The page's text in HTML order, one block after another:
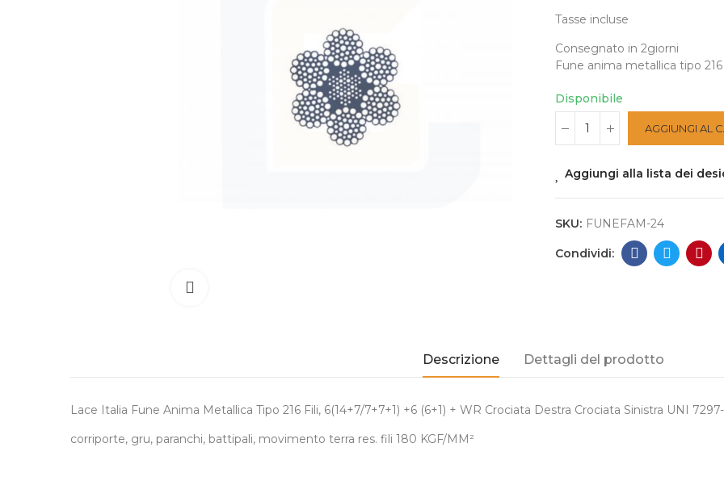
Tasse incluse
Consegnato in 2giorni
Fune anima metallica tipo
Disponibile
AGGIUNGI AL
Aggiungi alla lista dei
SKU: FUNEFAM-24
Descrizione Dettagli del prodotto
Lace Italia Fune Anima Metallica Tipo 216 Fili, 6(14+7/7+7+1) +6 (6+1) + WR Crociata Destra Crociata Sinistra UNI
corriporte, gru, paranchi, battipali, movimento terra res. fili 180 KGF/MM²